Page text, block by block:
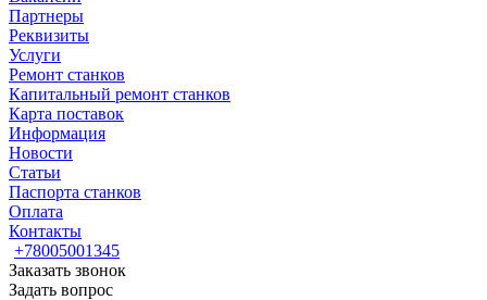
Партнеры
Реквизиты
Услуги
Ремонт станков
Капитальный ремонт станков
Карта поставок
Информация
Новости
Статьи
Паспорта станков
Оплата
Контакты
+78005001345
Заказать звонок
Задать вопрос